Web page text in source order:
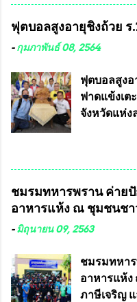
คุณสมบัติชัด
ตอกโค๊ตแล
ประกาศจำ
จำนวนเท่า
ภายหลัง)
ทำความผิด
ณัฐสุภานนท์
การเลือกตั้
การจัดให้มี
เรียนการก
เลขาธิกา
การเลือกตั้
ใหม่อีกครั้ง
ต่อต้านทุจริ
ต้องส่งเสริ
รมาภิบาลใ
กรรมการก
ฟุตบอลสูงอายุชิงถ้วย
-กุมภาพันธ์ 08, 2564
ฟุตบอลสูงอ
ฟาดแข้งเต
จังหวัดแห่ง
แข่งขันฟุต
อดีตนักเตะ
แชมป์ได้รับ
ทัวร์ต่างปร
ลพบุรี ท่าน
(หลวงพ่อ
ประชานาถ
ชมรมทหารพราน ค่าย
อาหารแห้ง ณ​ ชุมชนช
-มิถุนายน 09, 2563
ชมรมทหา
อาหารแห้
ภาษีเจริญ